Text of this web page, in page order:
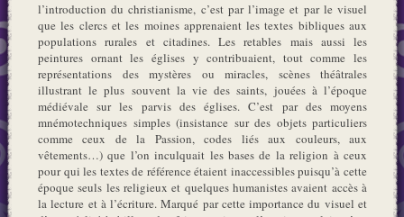
l’introduction du christianisme, c’est par l’image et par le visuel
que les clercs et les moines apprenaient les textes bibliques aux
populations rurales et citadines. Les retables mais aussi les
peintures ornant les églises y contribuaient, tout comme les
représentations des mystères ou miracles, scènes théâtrales
illustrant le plus souvent la vie des saints, jouées à l’époque
médiévale sur les parvis des églises. C’est par des moyens
mnémotechniques simples (insistance sur des objets particuliers
comme ceux de la Passion, codes liés aux couleurs, aux
vêtements…) que l’on inculquait les bases de la religion à ceux
pour qui les textes de référence étaient inaccessibles puisqu’à cette
époque seuls les religieux et quelques humanistes avaient accès à
la lecture et à l’écriture. Marqué par cette importance du visuel et